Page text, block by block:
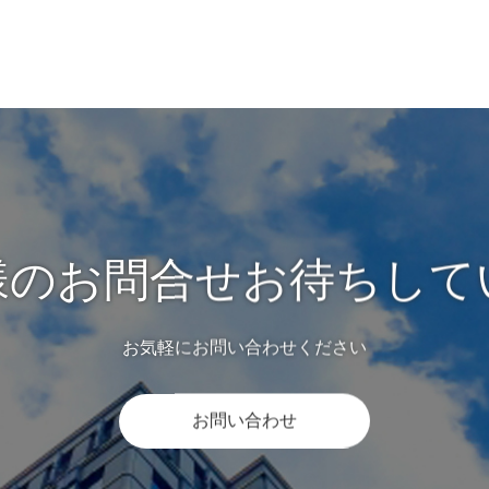
お問合せお待ちし
お気軽にお問い合わせください
お問い合わせ